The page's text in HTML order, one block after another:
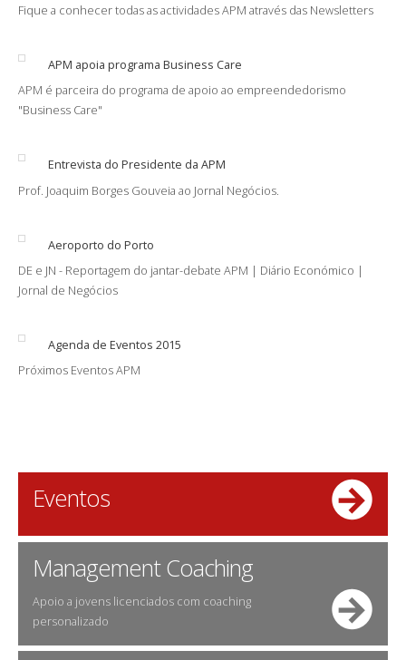
Fique a conhecer todas as actividades APM através das Newsletters
APM apoia programa Business Care
APM é parceira do programa de apoio ao empreendedorismo
"Business Care"
Entrevista do Presidente da APM
Prof. Joaquim Borges Gouveia ao Jornal Negócios.
Aeroporto do Porto
DE e JN - Reportagem do jantar-debate APM | Diário Económico |
Jornal de Negócios
Agenda de Eventos 2015
Próximos Eventos APM
Eventos
Management Coaching
Apoio a jovens licenciados com coaching
personalizado